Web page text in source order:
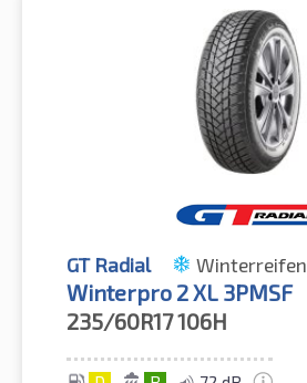
GT Radial Winterreifen
Winterpro 2 XL 3PMSF
235/60R17106H